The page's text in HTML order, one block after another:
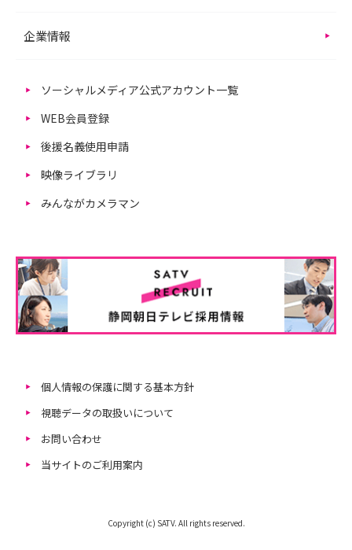
企業情報
ソーシャルメディア公式アカウント一覧
WEB会員登録
後援名義使用申請
映像ライブラリ
みんながカメラマン
個人情報の保護に関する基本方針
視聴データの取扱いについて
お問い合わせ
当サイトのご利用案内
Copyright (c) SATV. All rights reserved.